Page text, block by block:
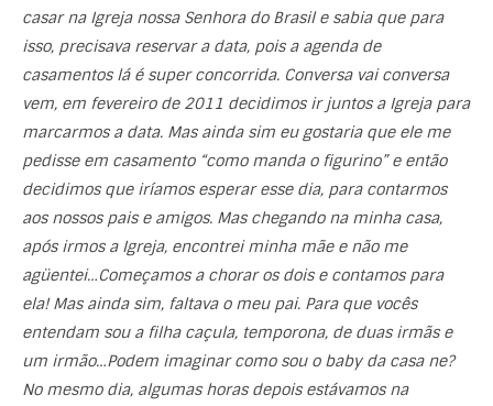
casar na Igreja nossa Senhora do Brasil e sabia que para
isso, precisava reservar a data, pois a agenda de
casamentos lá é super concorrida. Conversa vai conversa
vem, em fevereiro de 2011 decidimos ir juntos a Igreja para
marcarmos a data. Mas ainda sim eu gostaria que ele me
pedisse em casamento “como manda o figurino” e então
decidimos que iríamos esperar esse dia, para contarmos
aos nossos pais e amigos. Mas chegando na minha casa,
após irmos a Igreja, encontrei minha mãe e não me
agüentei…Começamos a chorar os dois e contamos para
ela! Mas ainda sim, faltava o meu pai. Para que vocês
entendam sou a filha caçula, temporona, de duas irmãs e
um irmão…Podem imaginar como sou o baby da casa ne?
No mesmo dia, algumas horas depois estávamos na